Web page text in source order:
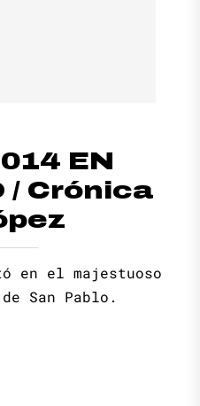
EN
/ Crónica
en el majestuoso
San Pablo.